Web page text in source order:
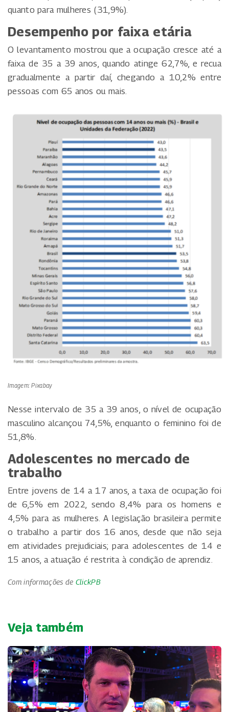
quanto para mulheres (31,9%).
Desempenho por faixa etária
O levantamento mostrou que a ocupação cresce até a
faixa de 35 a 39 anos, quando atinge 62,7%, e recua
gradualmente a partir daí, chegando a 10,2% entre
pessoas com 65 anos ou mais.
Imagem: Pixabay
Nesse intervalo de 35 a 39 anos, o nível de ocupação
masculino alcançou 74,5%, enquanto o feminino foi de
51,8%.
Adolescentes no mercado de
trabalho
Entre jovens de 14 a 17 anos, a taxa de ocupação foi
de 6,5% em 2022, sendo 8,4% para os homens e
4,5% para as mulheres. A legislação brasileira permite
o trabalho a partir dos 16 anos, desde que não seja
em atividades prejudiciais; para adolescentes de 14 e
15 anos, a atuação é restrita à condição de aprendiz.
Com informações de ClickPB
Veja também